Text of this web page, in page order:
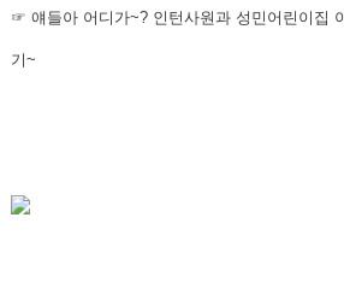
☞ 얘들아 어디가~? 인턴사원과 성민어린이집
기~